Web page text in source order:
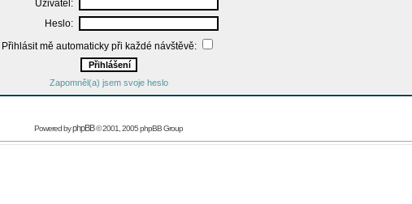
Uživatel:
Heslo:
Přihlásit mě automaticky při každé návštěvě:
Zapomněl(a) jsem svoje heslo
Powered byphpBB© 2001, 2005 phpBB Group